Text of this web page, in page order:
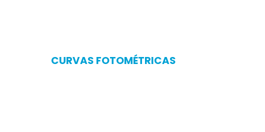
CURVAS FOTOMÉTRICAS